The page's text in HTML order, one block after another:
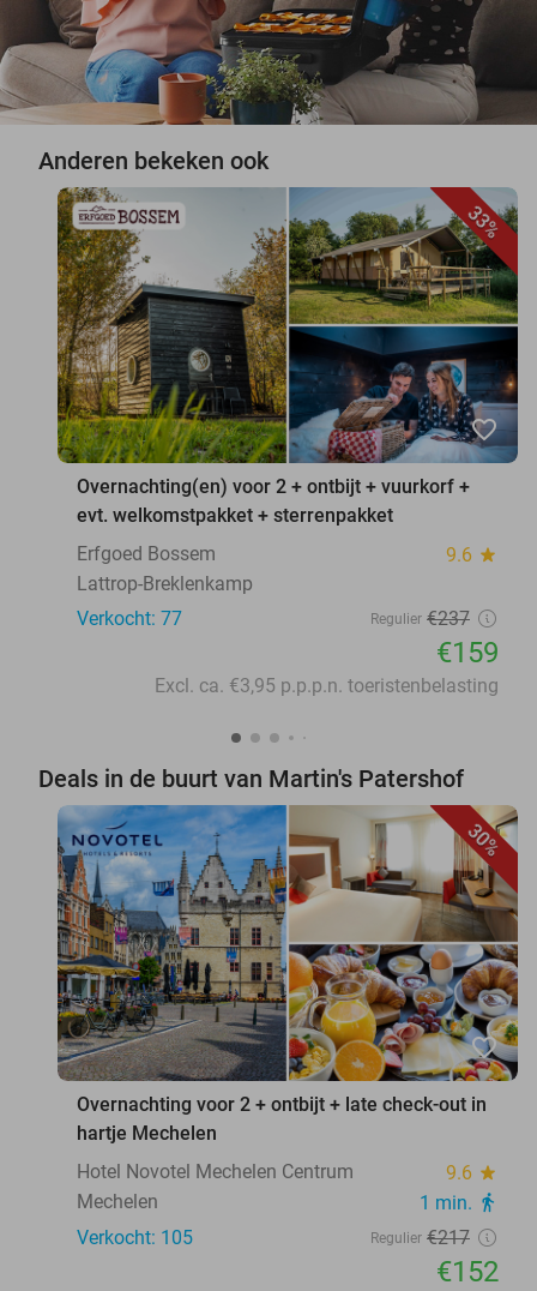
Anderen bekeken ook
33%
favorite_border
Overnachting(en) voor 2 + ontbijt + vuurkorf +
evt. welkomstpakket + sterrenpakket
Erfgoed Bossem
9.6 star
Lattrop-Breklenkamp
Verkocht: 77
Regulier €237
€159
Excl. ca. €3,95 p.p.p.n. toeristenbelasting
Deals in de buurt van Martin's Patershof
30%
favorite_border
Overnachting voor 2 + ontbijt + late check-out in
hartje Mechelen
Hotel Novotel Mechelen Centrum
9.6 star
Mechelen 1 min. directions_walk
Verkocht: 105 Regulier €217
€152